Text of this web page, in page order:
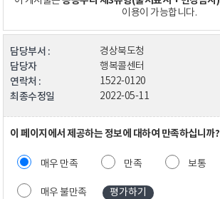
이용이 가능합니다.
담당부서 : 경상북도청
담당자 행복콜센터
연락처 : 1522-0120
최종수정일 2022-05-11
이 페이지에서 제공하는 정보에 대하여 만족하십니까?
매우 만족 만족 보통
매우 불만족